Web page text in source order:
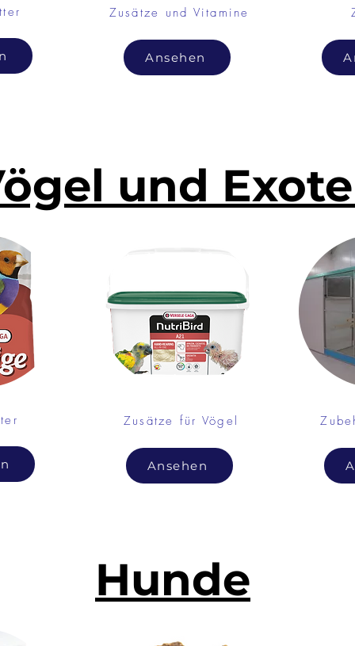
Zusätze und Vitamine
Ansehen
und
Zusätze für Vögel
Ansehen
Hunde